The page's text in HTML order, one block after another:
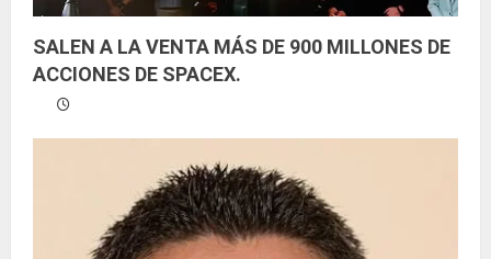
SALEN A LA VENTA MÁS DE 900 MILLONES DE
ACCIONES DE SPACEX.